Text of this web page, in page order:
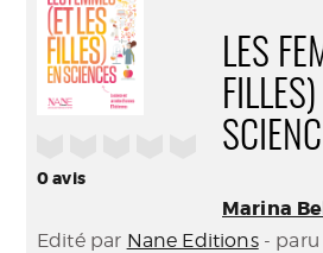
0avis
LES
FILLES)
Marina
Edité par Nane Editions- paru